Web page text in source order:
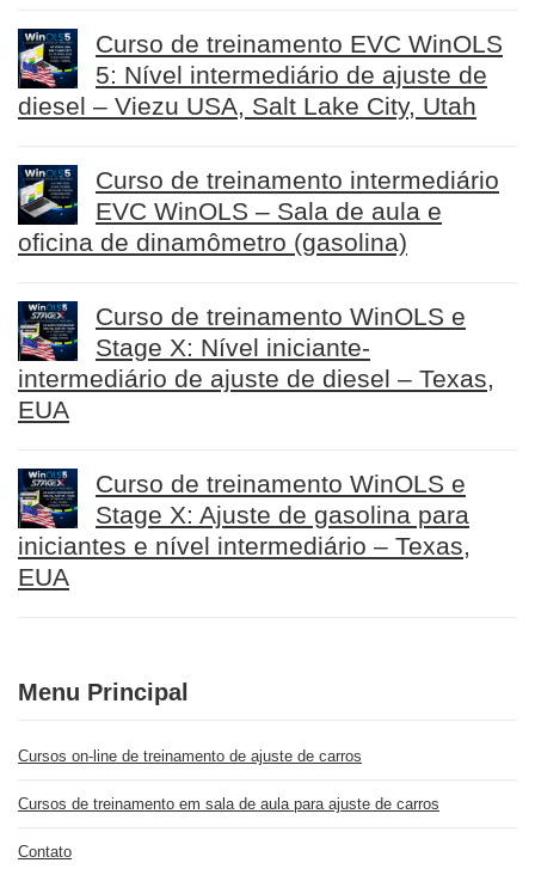
Curso de treinamento EVC WinOLS
5: Nível intermediário de ajuste de
diesel – Viezu USA, Salt Lake City, Utah
Curso de treinamento intermediário
EVC WinOLS – Sala de aula e
oficina de dinamômetro (gasolina)
Curso de treinamento WinOLS e
Stage X: Nível iniciante-
intermediário de ajuste de diesel – Texas,
EUA
Curso de treinamento WinOLS e
Stage X: Ajuste de gasolina para
iniciantes e nível intermediário – Texas,
EUA
Menu Principal
Cursos on-line de treinamento de ajuste de carros
Cursos de treinamento em sala de aula para ajuste de carros
Contato